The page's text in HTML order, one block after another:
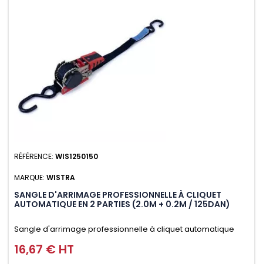
RÉFÉRENCE: WIS1250150
MARQUE: WISTRA
SANGLE D'ARRIMAGE PROFESSIONNELLE À CLIQUET
AUTOMATIQUE EN 2 PARTIES (2.0M + 0.2M / 125DAN)
Sangle d'arrimage professionnelle à cliquet automatique
avec crochet S en 2 parties (2.0M + 0.2M / 125daN), simple et
Prix
16,67 € HT